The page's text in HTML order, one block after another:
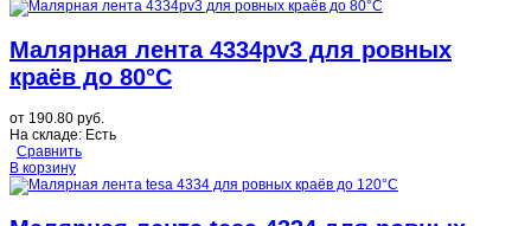
Малярная лента 4334pv3 для ровных
краёв до 80°C
от 190.80 руб.
На складе: Есть
Сравнить
В корзину